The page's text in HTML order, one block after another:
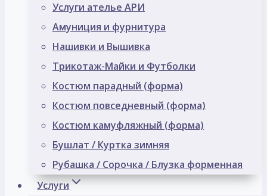
Услуги ателье АРИ
Амуниция и фурнитура
Нашивки и Вышивка
Трикотаж-Майки и Футболки
Костюм парадный (форма)
Костюм повседневный (форма)
Костюм камуфляжный (форма)
Бушлат / Куртка зимняя
Рубашка / Сорочка / Блузка форменная
Услуги